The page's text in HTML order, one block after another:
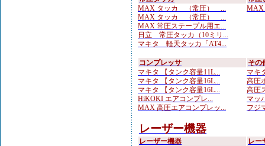
MAX タッカ （常圧） ...
MAX タッカ （常圧） ...
MAX 常圧ステープル用エ...
日立 常圧タッカ（10ミリ...
マキタ 軽天タッカ「AT4...
MAX
コンプレッサ
マキタ 【タンク容量11L...
マキタ 【タンク容量16L...
マキタ 【タンク容量16L...
HiKOKI エアコンプレ...
MAX 高圧エアコンプレッ...
その
マキ
高圧
高圧
マッ
フジ
レーザー機器
レーザー機器
レー